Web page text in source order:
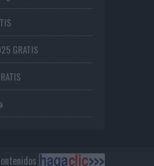
GRATIS